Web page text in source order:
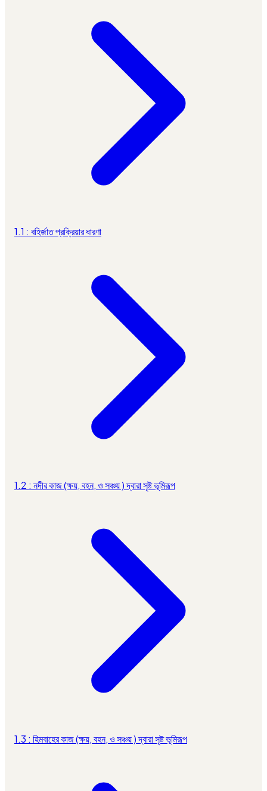
1.1 : বহির্জাত প্রক্রিয়ার ধারণা
1.2 : নদীর কাজ (ক্ষয়, বহন, ও সঞ্চয় ) দ্বারা সৃষ্ট ভূমিরূপ
1.3 : হিমবাহের কাজ (ক্ষয়, বহন, ও সঞ্চয় ) দ্বারা সৃষ্ট ভূমিরূপ